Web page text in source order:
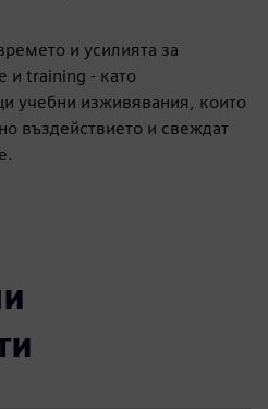
и усилията за
и training - като
учебни изживявания, които
въздействието и свеждат